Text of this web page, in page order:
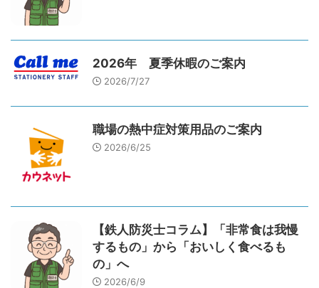
2026年 夏季休暇のご案内
2026/7/27
職場の熱中症対策用品のご案内
2026/6/25
【鉄人防災士コラム】「非常食は我慢
するもの」から「おいしく食べるも
の」へ
2026/6/9